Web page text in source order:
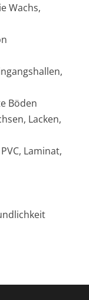
Wachs,
Böden
Lacken,
Laminat,